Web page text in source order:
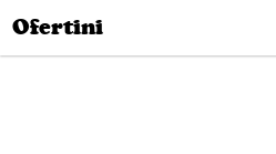
Ofertini